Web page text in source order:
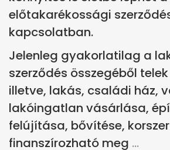
előtakarékossági
kapcsolatban.
Jelenleg gyakorlatilag a
szerződés összegéből
illetve, lakás, családi ház,
lakóingatlan vásárlása,
felújítása, bővítése,
finanszírozható meg